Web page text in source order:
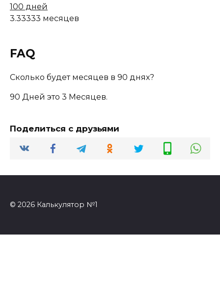
100 дней
3.33333 месяцев
FAQ
Сколько будет месяцев в 90 днях?
90 Дней это 3 Месяцев.
Поделиться с друзьями
© 2026 Калькулятор №1